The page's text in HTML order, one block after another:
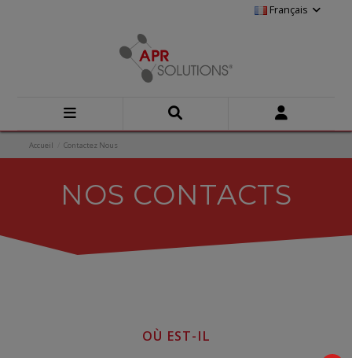
Français
Accueil Contactez Nous
NOS CONTACTS
OÙ EST-IL